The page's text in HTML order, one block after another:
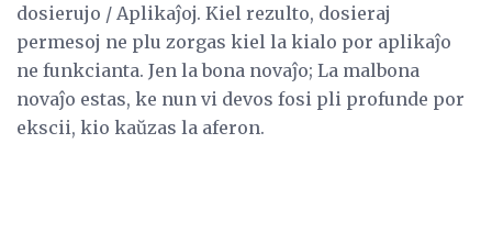
dosierujo / Aplikaĵoj. Kiel rezulto, dosieraj
permesoj ne plu zorgas kiel la kialo por aplikaĵo
ne funkcianta. Jen la bona novaĵo; La malbona
novaĵo estas, ke nun vi devos fosi pli profunde por
ekscii, kio kaŭzas la aferon.